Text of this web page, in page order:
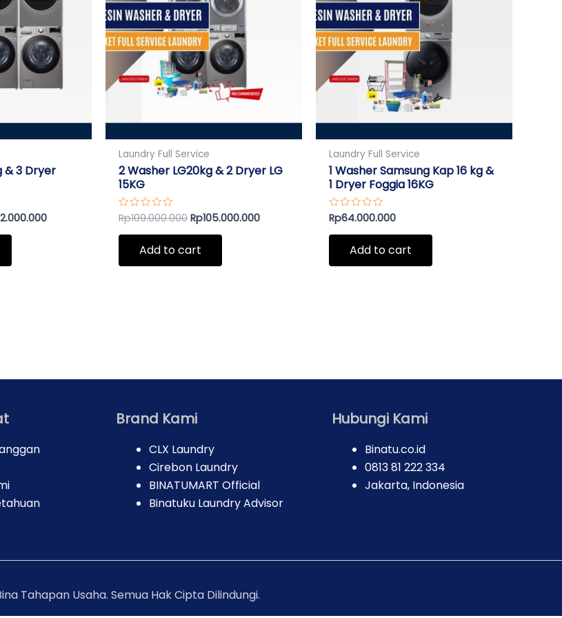
& 3 Dryer
Laundry Full Service
2 Washer LG20kg & 2 Dryer LG
15KG
Rated
0
out
Rp109.000.000 Rp105.000.000
Add to cart
Laundry Full Service
1 Washer Samsung Kap 16 kg &
1 Dryer Foggia 16KG
Rated
0
out
Rp64.000.000
Add to cart
Brand Kami
CLX Laundry
Cirebon Laundry
BINATUMART Official
Binatuku Laundry Advisor
Hubungi Kami
Binatu.co.id
0813 81 222 334
Jakarta, Indonesia
Tahapan Usaha. Semua Hak Cipta Dilindungi.